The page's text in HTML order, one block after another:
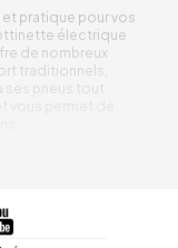
pratique pour vos
électrique
de nombreux
traditionnels,
ses pneus tout
vous permet de
de l’état de sa
qui peuvent